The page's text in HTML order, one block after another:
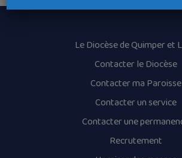
Le Diocèse de Quimper et
Contacter le Diocèse
Contacter ma Paroisse
Contacter un service
Contacter une
Recrutement